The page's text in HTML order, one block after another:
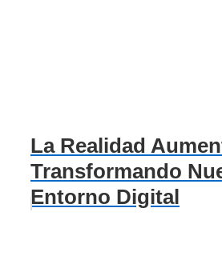
La Realidad
Transformando
Entorno Digital